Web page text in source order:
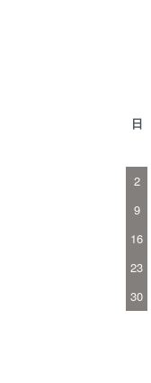
日
2
9
16
23
30